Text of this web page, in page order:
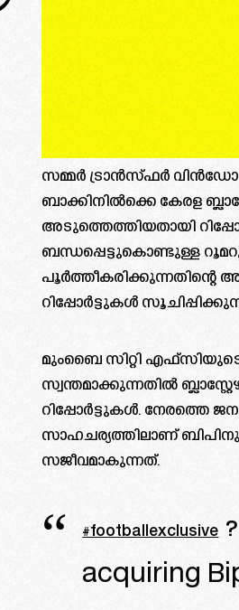
സമ്മർ ട്രാൻസ്ഫർ
ബാക്കിനിൽക്കെ കേരള
അടുത്തെത്തിയതായി
ബന്ധപ്പെട്ടുകൊണ്ടുള്ള
റിപ്പോർട്ടുകൾ
മുംബൈ സിറ്റി എഫ്സിയുടെ
സ്വന്തമാക്കുന്നതിൽ
റിപ്പോർട്ടുകൾ. നേരത്തെ
സാഹചര്യത്തിലാണ്
സജീവമാകുന്നത്.
#footballexclusive
acquiring